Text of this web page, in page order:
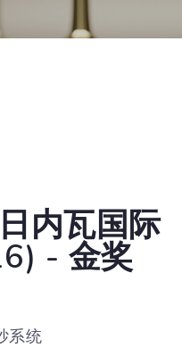
内瓦国际
- 金奖
系统